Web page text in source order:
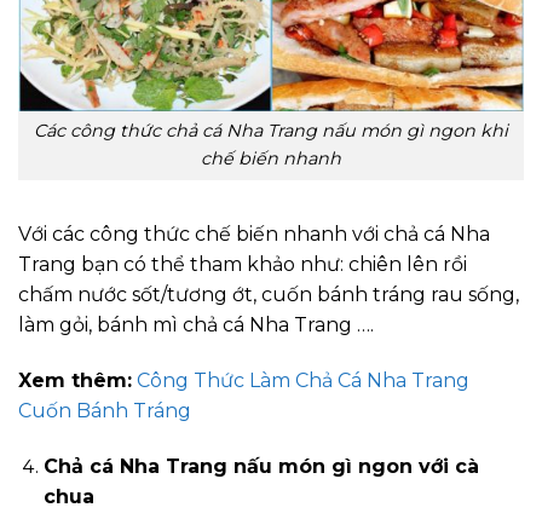
Các công thức chả cá Nha Trang nấu món gì ngon khi
chế biến nhanh
Với các công thức chế biến nhanh với chả cá Nha
Trang bạn có thể tham khảo như: chiên lên rồi
chấm nước sốt/tương ớt, cuốn bánh tráng rau sống,
làm gỏi, bánh mì chả cá Nha Trang ….
Xem thêm: Công Thức Làm Chả Cá Nha Trang
Cuốn Bánh Tráng
Chả cá Nha Trang nấu món gì ngon với cà
chua